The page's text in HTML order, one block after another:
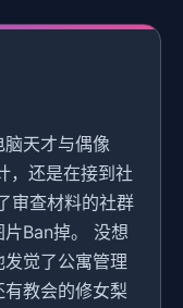
天才与偶像
，还是在接到社
审查材料的社群
Ban掉。 没想
觉了公寓管理
教会的修女梨